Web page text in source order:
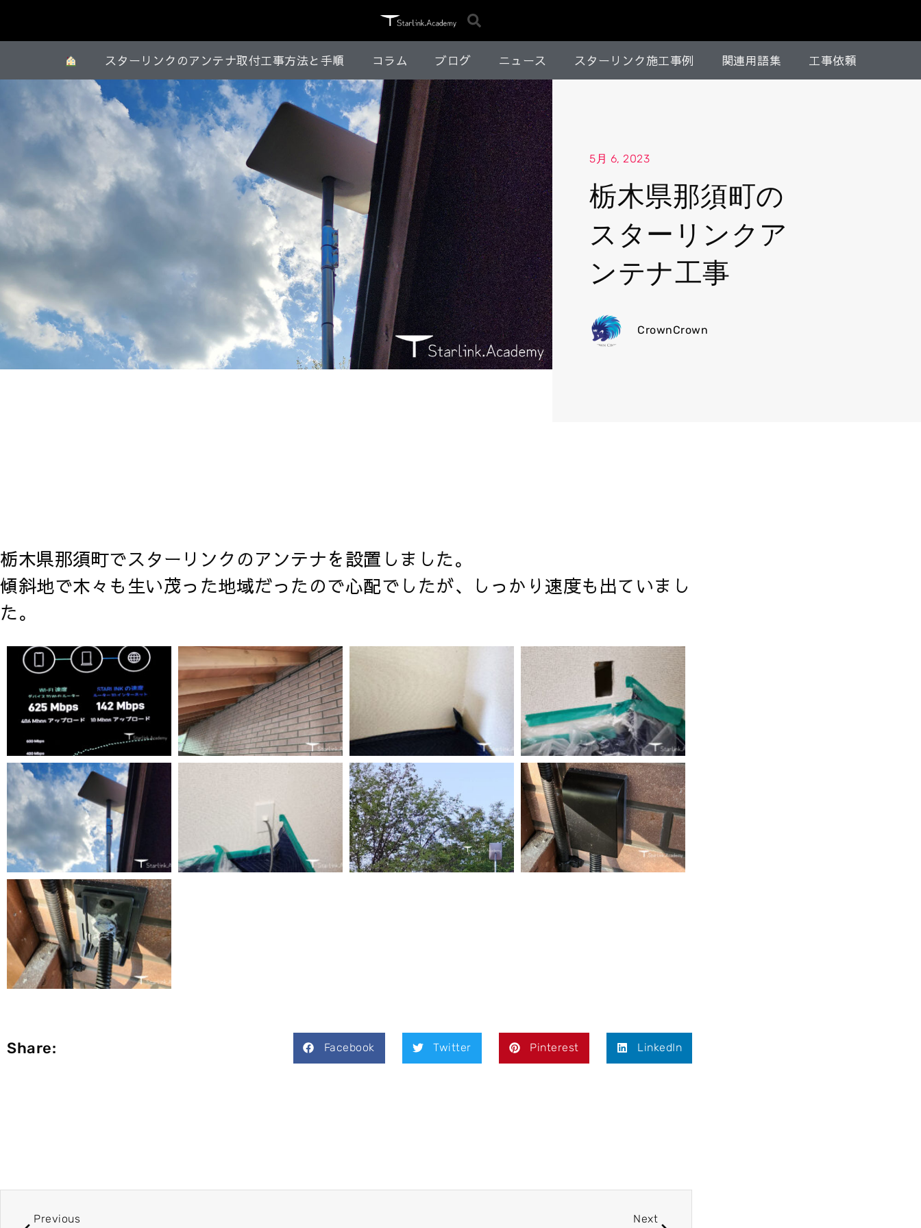
スターリンクのアンテナ取付工事方法と手順 コラム ブログ ニュース スターリンク施工事例 関連用語集 工事依頼
5月 6, 2023
栃木県那須町の
スターリンクア
ンテナ工事
CrownCrown
栃木県那須町でスターリンクのアンテナを設置しました。
傾斜地で木々も生い茂った地域だったので心配でしたが、しっかり速度も出ていまし
た。
Share: Facebook Twitter Pinterest LinkedIn
Previous Next